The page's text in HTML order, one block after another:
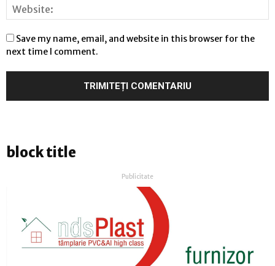
Save my name, email, and website in this browser for the
next time I comment.
block title
Publicitate